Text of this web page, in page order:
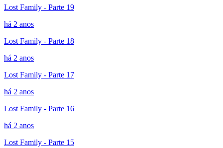
Lost Family - Parte 19
há 2 anos
Lost Family - Parte 18
há 2 anos
Lost Family - Parte 17
há 2 anos
Lost Family - Parte 16
há 2 anos
Lost Family - Parte 15